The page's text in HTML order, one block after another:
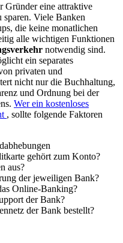
Gründer eine attraktive
Viele Banken
die keine monatlichen
alle wichtigen Funktionen
notwendig sind.
ein separates
privaten und
nicht nur die Buchhaltung,
und Ordnung bei der
Wer ein kostenloses
, sollte folgende Faktoren
gehört zum Konto?
aus?
der jeweiligen Bank?
Online-Banking?
der Bank?
der Bank bestellt?